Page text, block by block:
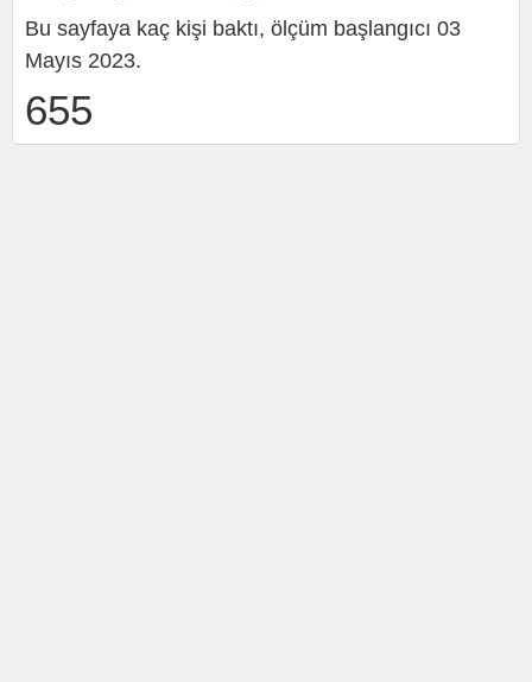
Bu sayfaya kaç kişi baktı, ölçüm başlangıcı 03
Mayıs 2023.
655